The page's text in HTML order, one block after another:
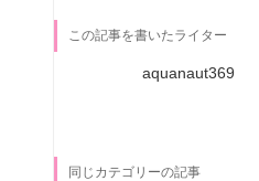
この記事を書いたライター
aquanaut369
同じカテゴリーの記事